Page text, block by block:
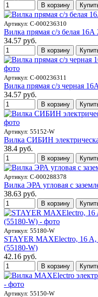
В корзину
Артикул: С-000236310
Вилка прямая с/з белая
34.57 руб.
В корзину
Артикул: С-000236311
Вилка прямая с/з черная
34.57 руб.
В корзину
Артикул: 55152-W
Вилка СИБИН
38.4 руб.
В корзину
Артикул: С-000288378
Вилка ЭРА угловая с
38.63 руб.
В корзину
Артикул: 55180-W
STAYER MAXElectro, 16 A,
(55180-W)
42.16 руб.
В корзину
Артикул: 55150-W